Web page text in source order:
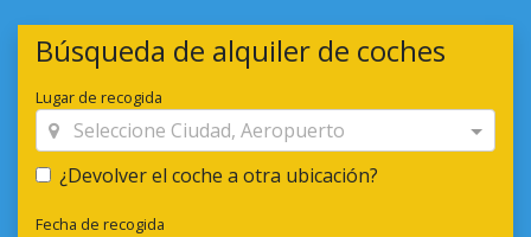
Búsqueda de alquiler de coches
Lugar de recogida
Seleccione Ciudad, Aeropuerto
¿Devolver el coche a otra ubicación?
Fecha de recogida